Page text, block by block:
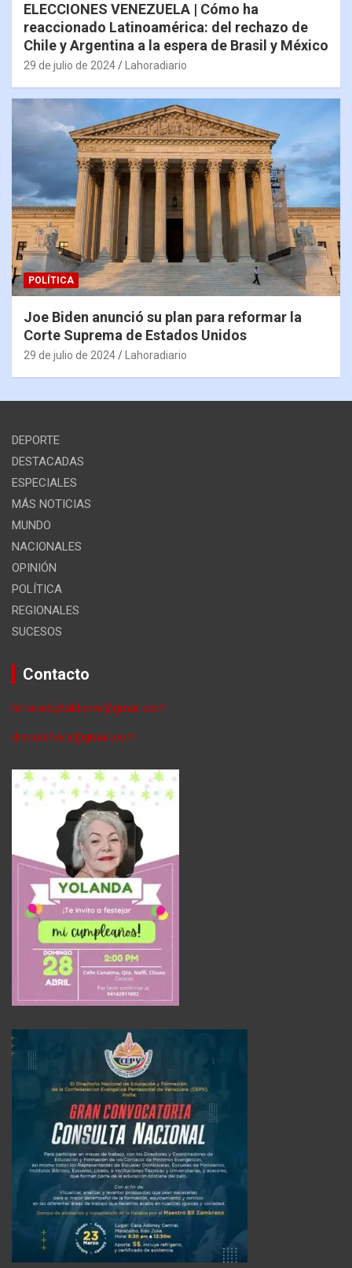
ELECCIONES VENEZUELA | Cómo ha
reaccionado Latinoamérica: del rechazo de
Chile y Argentina a la espera de Brasil y México
29 de julio de 2024 Lahoradiario
POLÍTICA
Joe Biden anunció su plan para reformar la
Corte Suprema de Estados Unidos
29 de julio de 2024 Lahoradiario
DEPORTE
DESTACADAS
ESPECIALES
MÁS NOTICIAS
MUNDO
NACIONALES
OPINIÓN
POLÍTICA
REGIONALES
SUCESOS
Contacto
lahoradigitaldiario@gmail.com
diariolahora@gmail,com